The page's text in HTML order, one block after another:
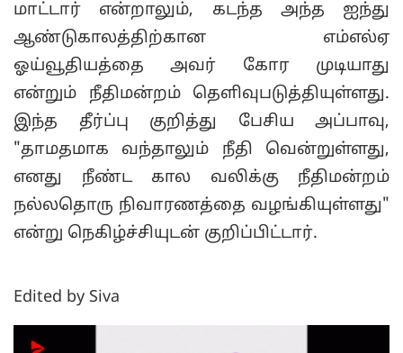
மாட்டார் என்றாலும், கடந்த அந்த ஐந்து
ஆண்டுகாலத்திற்கான எம்எல்ஏ
ஓய்வூதியத்தை அவர் கோர முடியாது
என்றும் நீதிமன்றம் தெளிவுபடுத்தியுள்ளது.
இந்த தீர்ப்பு குறித்து பேசிய அப்பாவு,
"தாமதமாக வந்தாலும் நீதி வென்றுள்ளது,
எனது நீண்ட கால வலிக்கு நீதிமன்றம்
நல்லதொரு நிவாரணத்தை வழங்கியுள்ளது"
என்று நெகிழ்ச்சியுடன் குறிப்பிட்டார்.
Edited by Siva